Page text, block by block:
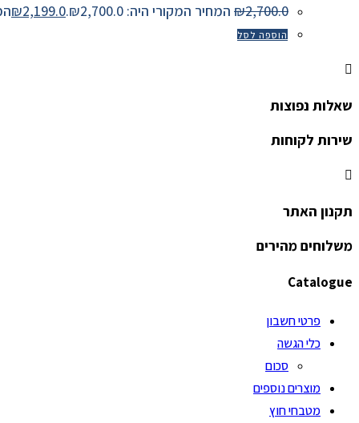
₪2,700.0 המחיר המקורי היה: ₪2,700.0. ₪2,199.0
הוספה לסל
שאלות נפוצות
שירות לקוחות
תקנון האתר
משלוחים מהירים
Catalogue
פרטי חשבון
כלי הגשה
סכום
מוצרים נוספים
מטבחי חוץ